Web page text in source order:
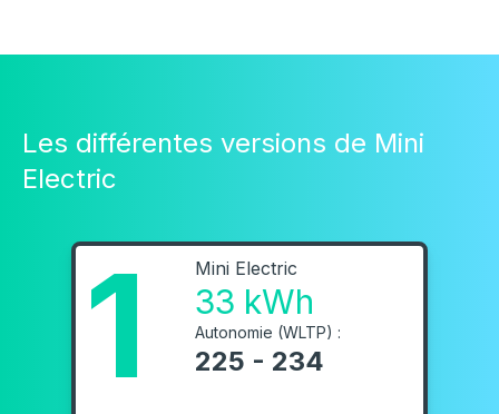
Les différentes versions de Mini
Electric
1 Mini Electric
33 kWh
Autonomie (WLTP) :
225 - 234